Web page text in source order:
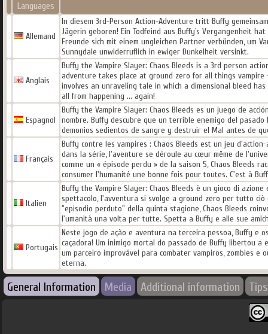
Languages
Allemand
In diesem 3rd-Person Action-Adventure tritt Buffy
Jägerin geboren! Ein Todfeind aus Buffy´s Vergangenheit
Freunde sich mit einem ungleichen Partner verbünden, um
Sunnydale unwiderruflich in ewiger Dunkelheit versinkt.
Anglais
Buffy the Vampire Slayer: Chaos Bleeds is a 3rd person
adventure takes place at ground zero for all things vampire
involves an unraveling tale in which a dimensional bleed
all from happening ... again!
Espagnol
Buffy the Vampire Slayer: Chaos Bleeds es un juego de
nombre. Buffy descubre que un terrible enemigo del
demonios sedientos de sangre y destruir el Mal antes de
Français
Buffy contre les vampires : Chaos Bleeds est un jeu
dans la série, l'aventure se déroule au cœur même de
comme un « épisode perdu » de la saison 5, Chaos Bleeds
consumer l'humanité une bonne fois pour toutes. C'est à
Italien
Buffy the Vampire Slayer: Chaos Bleeds è un gioco di
spettacolo, l'avventura si svolge a ground zero per tutto ciò
"episodio perduto" della quinta stagione, Chaos Bleeds
l'umanità una volta per tutte. Spetta a Buffy e alle sue
Portugais
Neste jogo de ação e aventura na terceira pessoa, Buffy e
caçadora! Um inimigo mortal do passado de Buffy libertou a
um parceiro improvável para combater vampiros, zombies
eterna.
General Information Media Additional information Tips